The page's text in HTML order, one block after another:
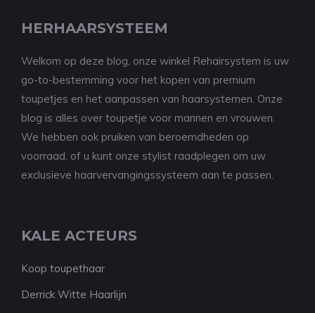
HERHAARSYSTEEM
Welkom op deze blog, onze winkel Rehairsystem is uw
go-to-bestemming voor het kopen van premium
toupetjes en het aanpassen van haarsystemen. Onze
blog is alles over toupetje voor mannen en vrouwen.
We hebben ook pruiken van beroemdheden op
voorraad, of u kunt onze stylist raadplegen om uw
exclusieve haarvervangingssysteem aan te passen.
KALE ACTEURS
Koop toupethaar
Derrick Witte Haarlijn